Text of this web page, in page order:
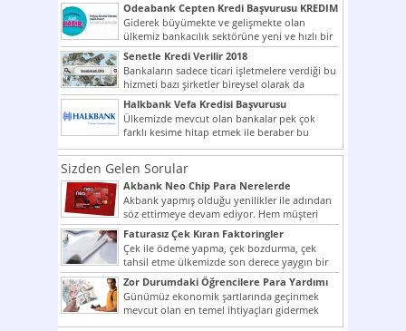
Odeabank Cepten Kredi Başvurusu KREDIM
8444
Giderek büyümekte ve gelişmekte olan
ülkemiz bankacılık sektörüne yeni ve hızlı bir
giriş yapmış olan...
Senetle Kredi Verilir 2018
Bankaların sadece ticari işletmelere verdiği bu
hizmeti bazı şirketler bireysel olarak da
vermektedir. Senetle kredi...
Halkbank Vefa Kredisi Başvurusu
Ülkemizde mevcut olan bankalar pek çok
farklı kesime hitap etmek ile beraber bu
noktada son...
Sizden Gelen Sorular
Akbank Neo Chip Para Nerelerde
Kullanılır?
Akbank yapmış olduğu yenilikler ile adından
söz ettirmeye devam ediyor. Hem müşteri
potansiyelini arttırmak hem...
Faturasız Çek Kıran Faktoringler
Çek ile ödeme yapma, çek bozdurma, çek
tahsil etme ülkemizde son derece yaygın bir
şekilde...
Zor Durumdaki Öğrencilere Para Yardımı
Günümüz ekonomik şartlarında geçinmek
mevcut olan en temel ihtiyaçları gidermek
dahi son derece zor olmak...